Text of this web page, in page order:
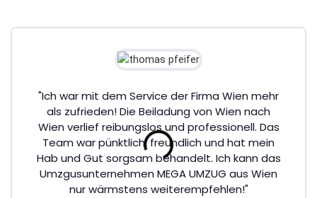
"Ich war mit dem Service der Firma Wien mehr
als zufrieden! Die Beiladung von Wien nach
Wien verlief reibungslos und professionell. Das
Team war pünktlich, freundlich und hat mein
Hab und Gut sorgsam behandelt. Ich kann das
Umzgusunternehmen MEGA UMZUG aus Wien
nur wärmstens weiterempfehlen!"